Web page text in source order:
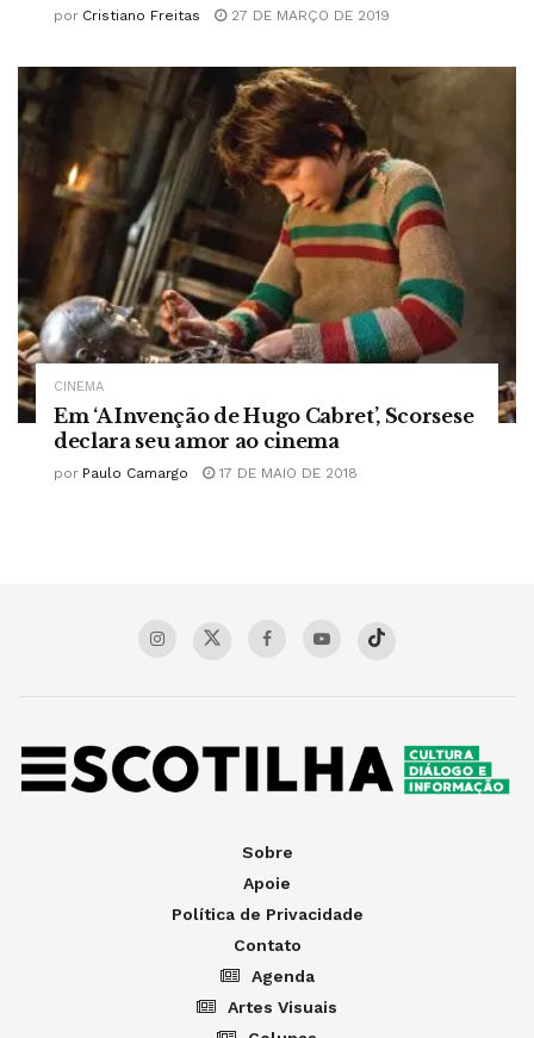
por Cristiano Freitas 27 DE MARÇO DE 2019
CINEMA
Em ‘A Invenção de Hugo Cabret’, Scorsese
declara seu amor ao cinema
por Paulo Camargo 17 DE MAIO DE 2018
Sobre
Apoie
Política de Privacidade
Contato
Agenda
Artes Visuais